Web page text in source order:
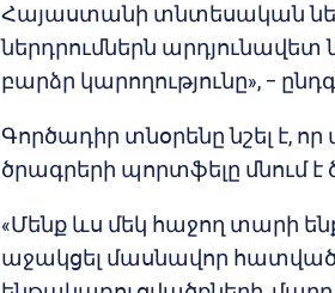
Հայաստանի տնտեսական
ներդրումներն արդյունավետ
բարձր կարողությունը», –
Գործադիր տնօրենը նշել է,
ծրագրերի պորտֆելը մնում է
«Մենք ևս մեկ հաջող տարի
աջակցել մասնավոր